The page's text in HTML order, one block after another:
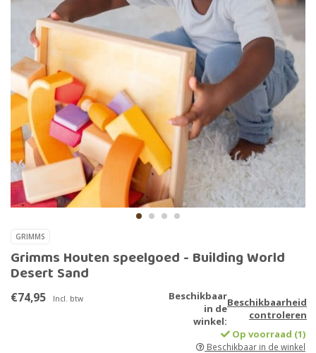
GRIMMS
Grimms Houten speelgoed - Building World
Desert Sand
€74,95 Incl. btw
Beschikbaar
in de
winkel:
Beschikbaarheid
controleren
Op voorraad (1)
Beschikbaar in de winkel